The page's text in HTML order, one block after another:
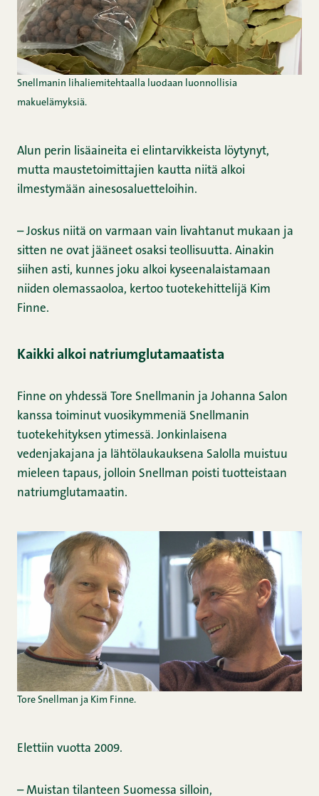
Snellmanin lihaliemitehtaalla luodaan luonnollisia
makuelämyksiä.
Alun perin lisäaineita ei elintarvikkeista löytynyt,
mutta maustetoimittajien kautta niitä alkoi
ilmestymään ainesosaluetteloihin.
– Joskus niitä on varmaan vain livahtanut mukaan ja
sitten ne ovat jääneet osaksi teollisuutta. Ainakin
siihen asti, kunnes joku alkoi kyseenalaistamaan
niiden olemassaoloa, kertoo tuotekehittelijä Kim
Finne.
Kaikki alkoi natriumglutamaatista
Finne on yhdessä Tore Snellmanin ja Johanna Salon
kanssa toiminut vuosikymmeniä Snellmanin
tuotekehityksen ytimessä. Jonkinlaisena
vedenjakajana ja lähtölaukauksena Salolla muistuu
mieleen tapaus, jolloin Snellman poisti tuotteistaan
natriumglutamaatin.
Tore Snellman ja Kim Finne.
Elettiin vuotta 2009.
– Muistan tilanteen Suomessa silloin,